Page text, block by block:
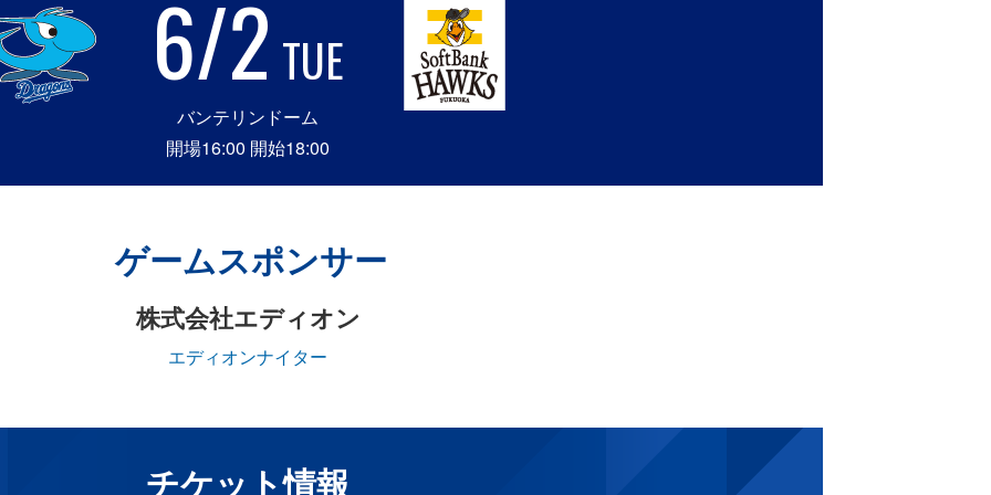
6/2 TUE
バンテリンドーム
開場16:00 開始18:00
ゲームスポンサー
株式会社エディオン
エディオンナイター
チケット情報